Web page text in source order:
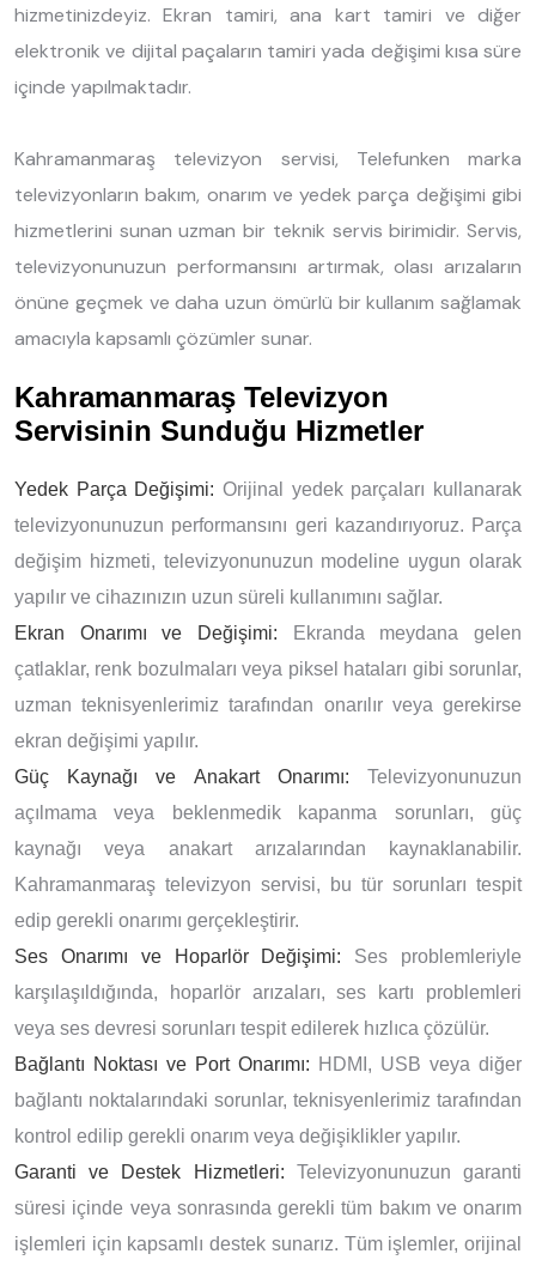
hizmetinizdeyiz. Ekran tamiri, ana kart tamiri ve diğer
elektronik ve dijital paçaların tamiri yada değişimi kısa süre
içinde yapılmaktadır.
Kahramanmaraş televizyon servisi, Telefunken marka
televizyonların bakım, onarım ve yedek parça değişimi gibi
hizmetlerini sunan uzman bir teknik servis birimidir. Servis,
televizyonunuzun performansını artırmak, olası arızaların
önüne geçmek ve daha uzun ömürlü bir kullanım sağlamak
amacıyla kapsamlı çözümler sunar.
Kahramanmaraş Televizyon
Servisinin Sunduğu Hizmetler
Yedek Parça Değişimi: Orijinal yedek parçaları kullanarak
televizyonunuzun performansını geri kazandırıyoruz. Parça
değişim hizmeti, televizyonunuzun modeline uygun olarak
yapılır ve cihazınızın uzun süreli kullanımını sağlar.
Ekran Onarımı ve Değişimi: Ekranda meydana gelen
çatlaklar, renk bozulmaları veya piksel hataları gibi sorunlar,
uzman teknisyenlerimiz tarafından onarılır veya gerekirse
ekran değişimi yapılır.
Güç Kaynağı ve Anakart Onarımı: Televizyonunuzun
açılmama veya beklenmedik kapanma sorunları, güç
kaynağı veya anakart arızalarından kaynaklanabilir.
Kahramanmaraş televizyon servisi, bu tür sorunları tespit
edip gerekli onarımı gerçekleştirir.
Ses Onarımı ve Hoparlör Değişimi: Ses problemleriyle
karşılaşıldığında, hoparlör arızaları, ses kartı problemleri
veya ses devresi sorunları tespit edilerek hızlıca çözülür.
Bağlantı Noktası ve Port Onarımı: HDMI, USB veya diğer
bağlantı noktalarındaki sorunlar, teknisyenlerimiz tarafından
kontrol edilip gerekli onarım veya değişiklikler yapılır.
Garanti ve Destek Hizmetleri: Televizyonunuzun garanti
süresi içinde veya sonrasında gerekli tüm bakım ve onarım
işlemleri için kapsamlı destek sunarız. Tüm işlemler, orijinal